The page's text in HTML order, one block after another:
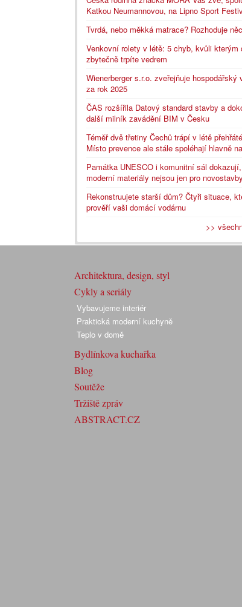
Katkou Neumannovou, na Lipno Sport
Tvrdá, nebo měkká matrace? Rozhoduje
Venkovní rolety v létě: 5 chyb, kvůli kterým
zbytečně trpíte vedrem
Wienerberger s.r.o. zveřejňuje hospodářský
za rok 2025
ČAS rozšířila Datový standard stavby a
další milník zavádění BIM v Česku
Téměř dvě třetiny Čechů trápí v létě
Místo prevence ale stále spoléhají hlavně
Památka UNESCO i komunitní sál
moderní materiály nejsou jen pro novostavby
Rekonstruujete starší dům? Čtyři situace,
prověří vaši domácí vodárnu
>>
Architektura, design, styl
Cykly a seriály
Vybavujeme interiér
Praktická moderní kuchyně
Teplo v domě
Bydlínkova kuchařka
Blog
Soutěže
Tržiště zpráv
ABSTRACT.CZ